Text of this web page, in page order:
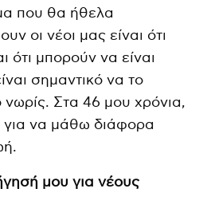
που θα ήθελα
οι νέοι μας είναι ότι
ότι μπορούν να είναι
σημαντικό να το
Στα 46 μου χρόνια,
να μάθω διάφορα
μου για νέους